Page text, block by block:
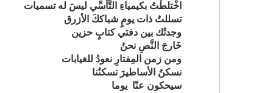
اخْتلطْتُ بكيمياءِ التَّأَسِّي ليسَ له تسميات
تسللتُ ذات يومٍ شباككَ الأزرق
وجدتُك بين دفتي كتابٍ حزين
خَارجَ النَّصِ نحنُ
ومن زمن المِفتارِ نعودُ للغيابات
نسكنُ الأساطيرَ تسكنُنا
سيحكون عنّا يوما